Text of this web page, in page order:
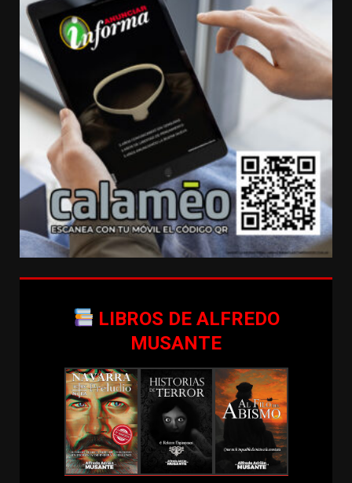
LIBROS DE ALFREDO
MUSANTE